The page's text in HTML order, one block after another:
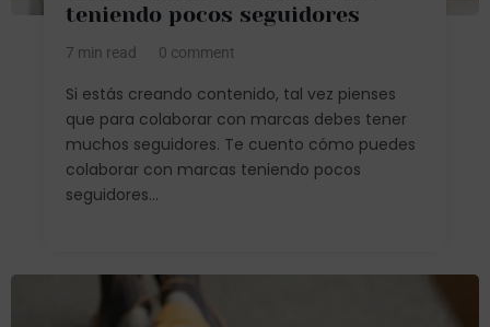
teniendo pocos seguidores
7 min read 0 comment
Si estás creando contenido, tal vez pienses
que para colaborar con marcas debes tener
muchos seguidores. Te cuento cómo puedes
colaborar con marcas teniendo pocos
seguidores...